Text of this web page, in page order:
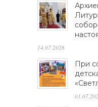
14.07.2026
При